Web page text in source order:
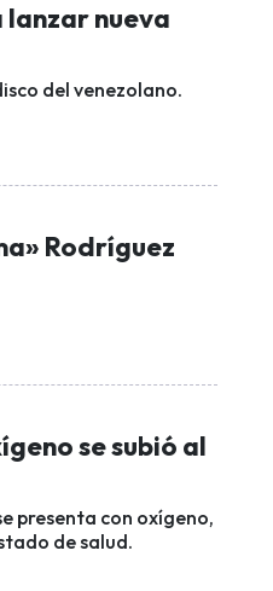
lanzar nueva
del venezolano.
Rodríguez
se subió al
presenta con oxígeno,
de salud.